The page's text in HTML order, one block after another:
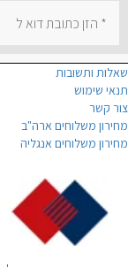
שאלות ותשובות
תנאי שימוש
צור קשר
מחירון משלוחים ארה"ב
מחירון משלוחים אנגליה